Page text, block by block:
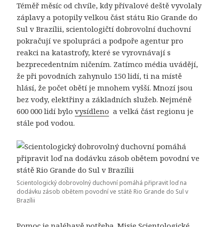
Téměř měsíc od chvíle, kdy přívalové deště vyvolaly
záplavy a potopily velkou část státu Rio Grande do
Sul v Brazílii, scientologičtí dobrovolní duchovní
pokračují ve spolupráci a podpoře agentur pro
reakci na katastrofy, které se vyrovnávají s
bezprecedentním ničením. Zatímco média uvádějí,
že při povodních zahynulo 150 lidí, ti na místě
hlásí, že počet obětí je mnohem vyšší. Mnozí jsou
bez vody, elektřiny a základních služeb. Nejméně
600 000 lidí bylovysídleno a velká část regionu je
stále pod vodou.
Scientologický dobrovolný duchovní pomáhá připravit loď na
dodávku zásob obětem povodní ve státě Rio Grande do Sul v
Brazílii